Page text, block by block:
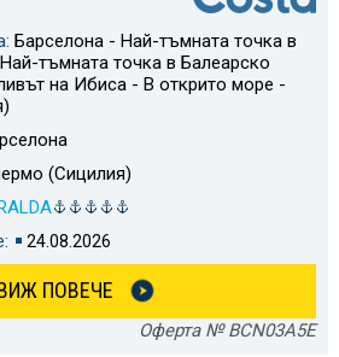
Барселона - Най-тъмната точка в
тъмната точка в Балеарско
на Ибиса - В открито море -
(Сицилия)
24.08.2026
ПОВЕЧЕ
Оферта № BCN03A5E